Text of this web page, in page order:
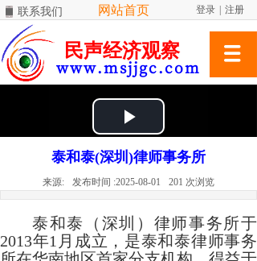
网站首页 登录 注册
联系我们
民声经济观察
www.msjjgc.com
泰和泰(深圳)律师事务所
来源: 发布时间 :2025-08-01 201 次浏览
泰和泰（深圳）律师事务所于
2013年1月成立，是泰和泰律师事务